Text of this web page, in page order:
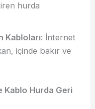
hurda
Kabloları: İnternet
içinde bakır ve
Kablo Hurda Geri